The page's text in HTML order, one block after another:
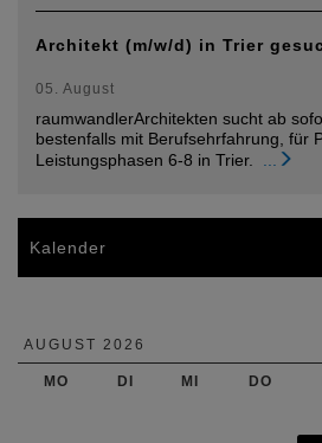
Architekt (m/w/d) in Trier
05. August
raumwandlerArchitekten sucht ab
bestenfalls mit Berufsehrfahrung, für
Leistungsphasen 6-8 in Trier.
Kalender
AUGUST 2026
MO DI MI DO